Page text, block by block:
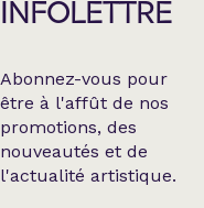
INFOLETTRE
Abonnez-vous pour
être à l'affût de nos
promotions, des
nouveautés et de
l'actualité artistique.